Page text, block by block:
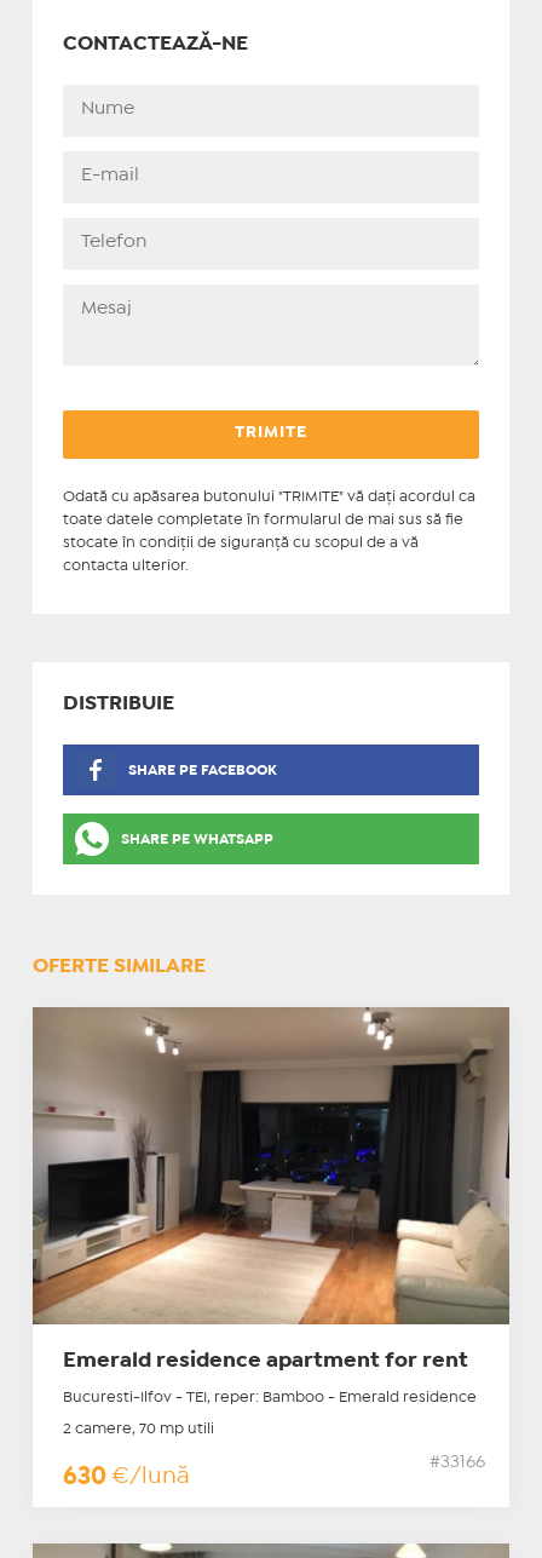
CONTACTEAZĂ-NE
Odată cu apăsarea butonului "TRIMITE" vă daţi acordul ca
toate datele completate în formularul de mai sus să fie
stocate în condiţii de siguranţă cu scopul de a vă
contacta ulterior.
DISTRIBUIE
SHARE PE FACEBOOK
SHARE PE WHATSAPP
OFERTE SIMILARE
Emerald residence apartment for rent
Bucuresti-Ilfov - TEI, reper: Bamboo - Emerald residence
2 camere, 70 mp utili
630 €/lună
#33166